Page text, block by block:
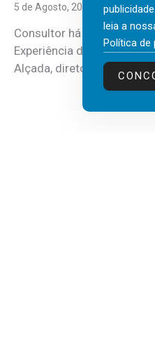
5 de Agosto, 2026
Consultor há mais de três
Experiência do Cliente,
Alçada, diretor executivo
leia a
Política de